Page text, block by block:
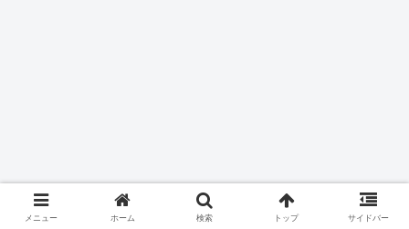
メニュー ホーム 検索 トップ サイドバー